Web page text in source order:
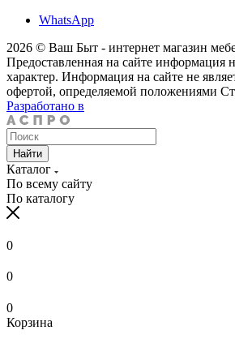
WhatsApp
2026 © Ваш Быт - интернет магазин
Предоставленная на сайте информация
характер. Информация на сайте не
офертой, определяемой положениями
Разработано в
Найти
Каталог
По всему сайту
По каталогу
0
0
0
Корзина